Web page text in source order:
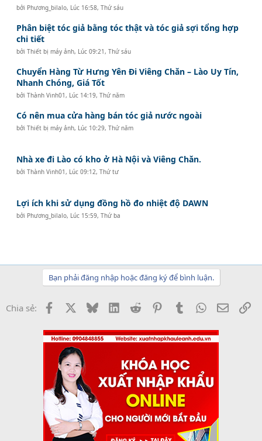
bởi Phương_bilalo, Lúc 16:58, Thứ sáu
Phân biệt tóc giả bằng tóc thật và tóc giả sợi tổng hợp
chi tiết
bởiThiết bị máy ảnh, Lúc 09:21, Thứ sáu
Chuyển Hàng Từ Hưng Yên Đi Viêng Chăn – Lào Uy Tín,
Nhanh Chóng, Giá Tốt
bởiThành Vinh01 , Lúc 14:19, Thứ năm
Có nên mua cửa hàng bán tóc giả nước ngoài
bởiThiết bị máy ảnh, Lúc 10:29, Thứ năm
Nhà xe đi Lào có kho ở Hà Nội và Viêng Chăn.
bởiThành Vinh01 , Lúc 09:12, Thứ tư
Lợi ích khi sử dụng đồng hồ đo nhiệt độ DAWN
bởi Phương_bilalo, Lúc 15:59, Thứ ba
Bạn phải đăng nhập hoặc đăng ký để bình luận.
Chia sẻ: Facebook BlueskyLinkedInReddit PinterestTumblrWhatsApp
Email